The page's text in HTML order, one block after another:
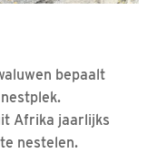
bepaalt
Afrika jaarlijks
nestelen.